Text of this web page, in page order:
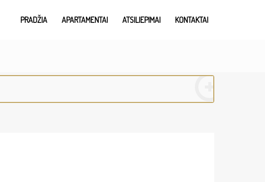
PRADŽIA APARTAMENTAI ATSILIEPIMAI KONTAKTAI